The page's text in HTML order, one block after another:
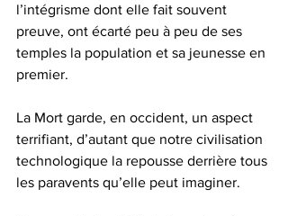
l’intégrisme dont elle fait souvent
preuve, ont écarté peu à peu de ses
temples la population et sa jeunesse en
premier.
La Mort garde, en occident, un aspect
terrifiant, d’autant que notre civilisation
technologique la repousse derrière tous
les paravents qu’elle peut imaginer.